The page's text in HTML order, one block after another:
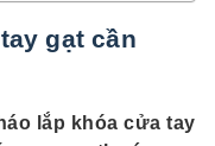
gạt cần
lắp khóa cửa tay